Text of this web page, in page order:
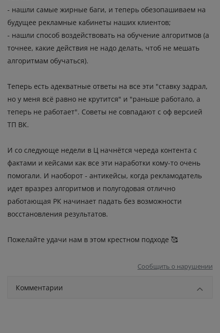
- нашли самые жирные баги, и теперь обезопашиваем на
будущее рекламные кабинеты наших клиентов;
- нашли способ воздействовать на обучение алгоритмов (а
точнее, какие действия не надо делать, чтоб не мешать
алгоритмам обучаться).
Теперь есть адекватные ответы на все эти "ставку задрал,
но у меня всё равно не крутится" и "раньше работало, а
теперь не работает". Советы не совпадают с оф версией
ТП ВК.
И со следующе недели в Ц начнётся череда контента с
фактами и кейсами как все эти наработки кому-то очень
помогали. И наоборот - антикейсы, когда рекламодатель
идет вразрез алгоритмов и полугодовая отлично
работающая РК начинает падать без возможности
восстановления результатов.
Пожелайте удачи нам в этом крестном подходе 🥰
Сообщить о нарушении
Комментарии